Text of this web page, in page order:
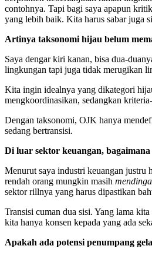
contohnya. Tapi bagi saya apapun
yang lebih baik. Kita harus sabar juga
Artinya taksonomi hijau belum
Saya dengar kiri kanan, bisa dua-
lingkungan tapi juga tidak merugikan
Kita ingin idealnya yang dikategori
mengkoordinasikan, sedangkan
Dengan taksonomi, OJK hanya
sedang bertransisi.
Di luar sektor keuangan,
Menurut saya industri keuangan
rendah orang mungkin masih
sektor rillnya yang harus dipastikan
Transisi cuman dua sisi. Yang lama
kita hanya konsen kepada yang ada
Apakah ada potensi penumpang